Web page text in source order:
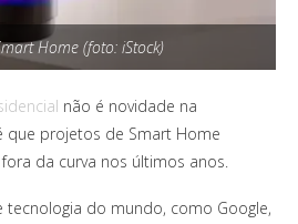
Home (foto: iStock)
não é novidade na
que projetos de Smart Home
da curva nos últimos anos.
tecnologia do mundo, como Google,